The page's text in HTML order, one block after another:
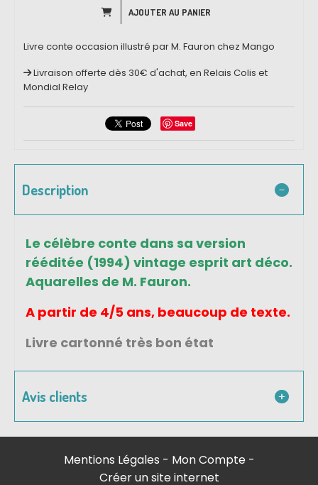
AJOUTER AU PANIER
Livre conte occasion illustré par M. Fauron chez Mango
Livraison offerte dès 30€ d'achat, en Relais Colis et
Mondial Relay
Save
Description
Le célèbre conte dans sa version
rééditée (1994) vintage esprit art déco.
Aquarelles de M. Fauron.
A partir de 4/5 ans, beaucoup de texte.
Livre cartonné très bon état
Avis clients
Mentions Légales
Mon Compte
Créer un site internet